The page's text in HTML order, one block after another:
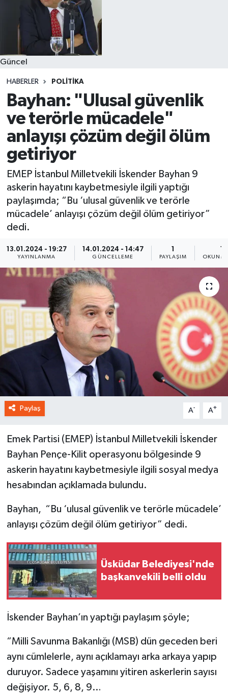
Güncel
HABERLER POLITIKA
Bayhan: "Ulusal güvenlik
ve terörle mücadele"
anlayışı çözüm değil ölüm
getiriyor
EMEP İstanbul Milletvekili İskender Bayhan 9
askerin hayatını kaybetmesiyle ilgili yaptığı
paylaşımda; “Bu ‘ulusal güvenlik ve terörle
mücadele’ anlayışı çözüm değil ölüm getiriyor”
dedi.
13.01.2024 - 19:27
YAYINLANMA
14.01.2024 - 14:47
GÜNCELLEME
1
PAYLAŞIM
1
Paylaş A- A+
Emek Partisi (EMEP) İstanbul Milletvekili İskender
Bayhan Pençe-Kilit operasyonu bölgesinde 9
askerin hayatını kaybetmesiyle ilgili sosyal medya
hesabından açıklamada bulundu.
Bayhan, “Bu ‘ulusal güvenlik ve terörle mücadele’
anlayışı çözüm değil ölüm getiriyor” dedi.
Üsküdar Belediyesi'nde
başkanvekili belli oldu
İskender Bayhan’ın yaptığı paylaşım şöyle;
“Milli Savunma Bakanlığı (MSB) dün geceden beri
aynı cümlelerle, aynı açıklamayı arka arkaya yapıp
duruyor. Sadece yaşamını yitiren askerlerin sayısı
değişiyor. 5, 6, 8, 9…